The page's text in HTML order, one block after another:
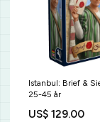
Istanbul: Brief &
25-45 år
US$ 129.00